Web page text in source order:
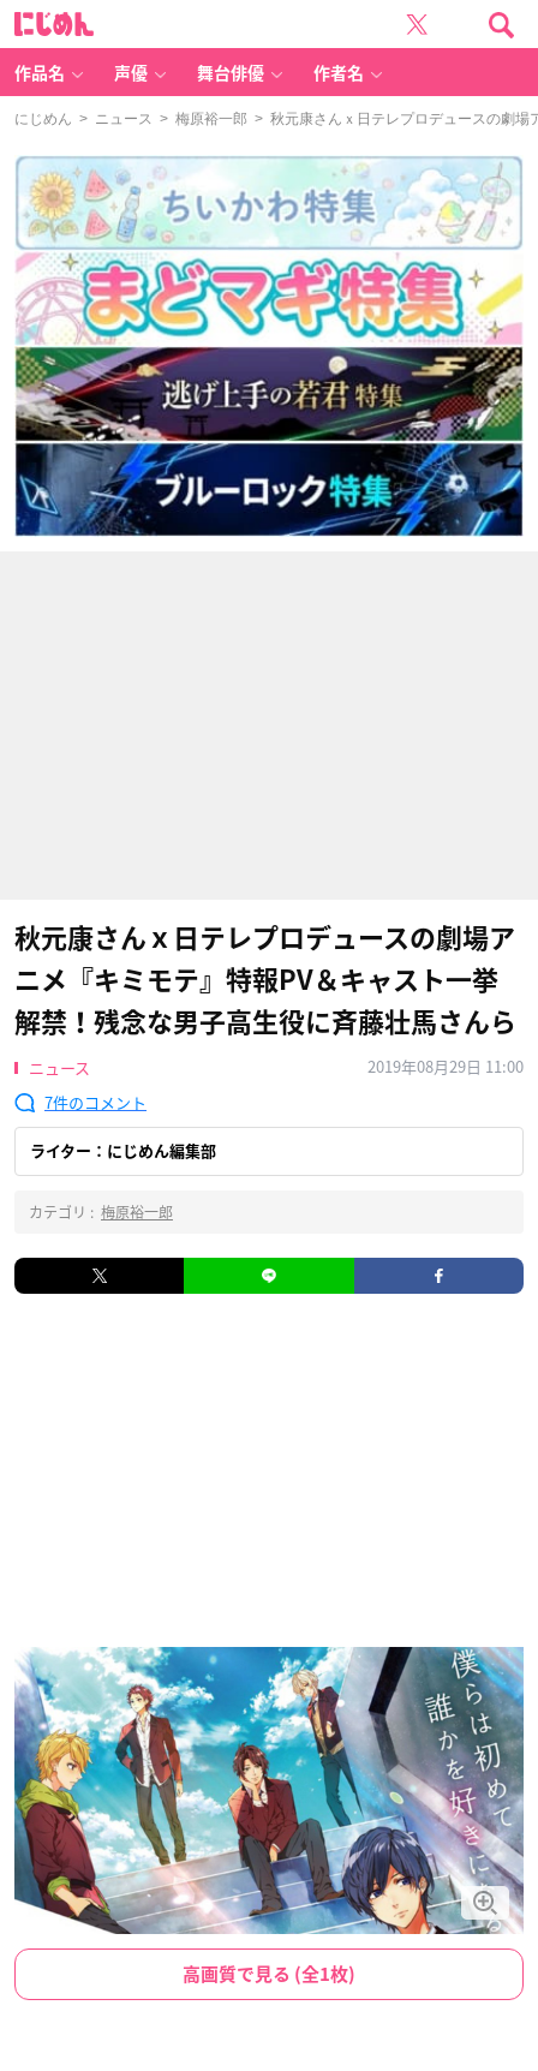
作品名 声優 舞台俳優 作者名
にじめん > ニュース > 梅原裕一郎 > 秋元康さんｘ日テレプロデュースの劇場
秋元康さんｘ日テレプロデュースの劇場ア
ニメ『キミモテ』特報PV＆キャスト一挙
解禁！残念な男子高生役に斉藤壮馬さんら
ニュース
2019年08月29日 11:00
7
ライター：にじめん編集部
カテゴリ : 梅原裕一郎
高画質で見る (全1枚)